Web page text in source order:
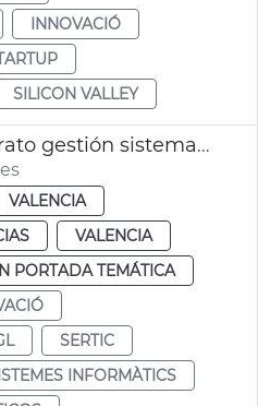
INNOVACIÓ
SILICON VALLEY
Adjudicación contrato gestión sistemas informáticos municipales Ayuntamiento València
VALENCIA
VALENCIA
PORTADA TEMÁTICA
SERTIC
INFORMÀTICS